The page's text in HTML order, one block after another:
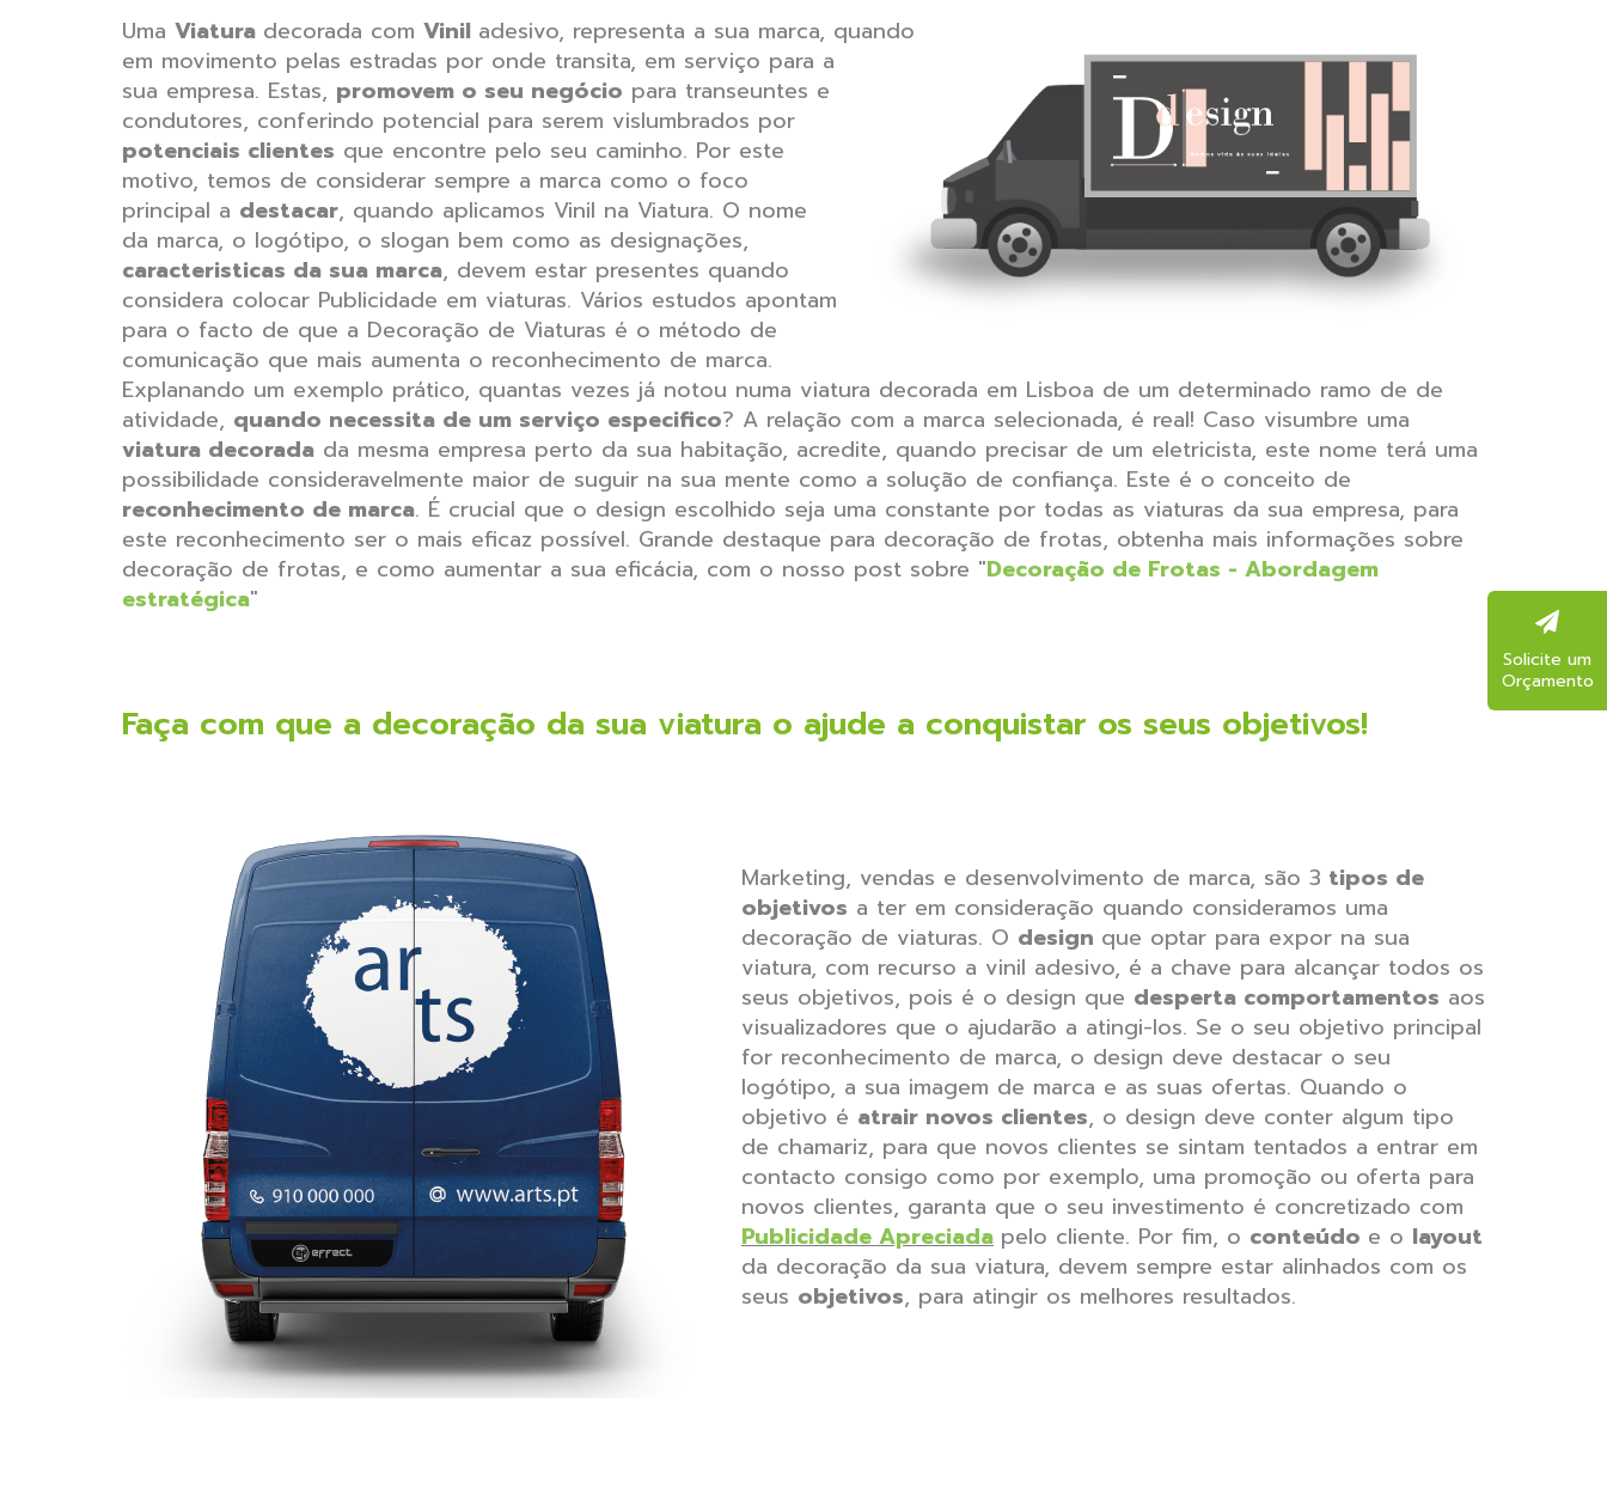
Uma Viatura decorada com Vinil adesivo, representa a sua marca, quando
em movimento pelas estradas por onde transita, em serviço para a
sua empresa. Estas, promovem o seu negócio para transeuntes e
condutores, conferindo potencial para serem vislumbrados por
potenciais clientes que encontre pelo seu caminho. Por este
motivo, temos de considerar sempre a marca como o foco
principal a destacar, quando aplicamos Vinil na Viatura. O nome
da marca, o logótipo, o slogan bem como as designações,
caracteristicas da sua marca, devem estar presentes quando
considera colocar Publicidade em viaturas. Vários estudos apontam
para o facto de que a Decoração de Viaturas é o método de
comunicação que mais aumenta o reconhecimento de marca.
Explanando um exemplo prático, quantas vezes já notou numa viatura decorada em Lisboa de um determinado ramo de de
atividade, quando necessita de um serviço especifico? A relação com a marca selecionada, é real! Caso visumbre uma
viatura decorada da mesma empresa perto da sua habitação, acredite, quando precisar de um eletricista, este nome terá uma
possibilidade consideravelmente maior de suguir na sua mente como a solução de confiança. Este é o conceito de
reconhecimento de marca. É crucial que o design escolhido seja uma constante por todas as viaturas da sua empresa, para
este reconhecimento ser o mais eficaz possível. Grande destaque para decoração de frotas, obtenha mais informações sobre
decoração de frotas, e como aumentar a sua eficácia, com o nosso post sobre "Decoração de Frotas - Abordagem
estratégica"
Faça com que a decoração da sua viatura o ajude a conquistar os seus objetivos!
Marketing, vendas e desenvolvimento de marca, são 3 tipos de
objetivos a ter em consideração quando consideramos uma
decoração de viaturas. O design que optar para expor na sua
viatura, com recurso a vinil adesivo, é a chave para alcançar todos os
seus objetivos, pois é o design que desperta comportamentos aos
visualizadores que o ajudarão a atingi-los. Se o seu objetivo principal
for reconhecimento de marca, o design deve destacar o seu
logótipo, a sua imagem de marca e as suas ofertas. Quando o
objetivo é atrair novos clientes, o design deve conter algum tipo
de chamariz, para que novos clientes se sintam tentados a entrar em
contacto consigo como por exemplo, uma promoção ou oferta para
novos clientes, garanta que o seu investimento é concretizado com
Publicidade Apreciada pelo cliente. Por fim, o conteúdo e o layout
da decoração da sua viatura, devem sempre estar alinhados com os
seus objetivos, para atingir os melhores resultados.
Solicite um
Orçamento